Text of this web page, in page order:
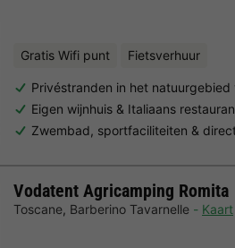
Gratis Wifi punt Fietsverhuur
Privéstranden in het
Eigen wijnhuis & Italiaans
Zwembad, sportfaciliteiten &
Vodatent Agricamping Romita
Toscane, Barberino Tavarnelle Kaart